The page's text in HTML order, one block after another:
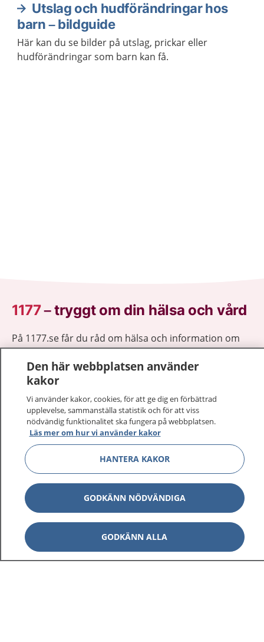
Utslag och hudförändringar hos
barn – bildguide
Här kan du se bilder på utslag, prickar eller
hudförändringar som barn kan få.
1177–tryggt om din hälsa och vård
På 1177.se får du råd om hälsa och information om
sjukdomar och vilka mottagningar du kan kontakta.
Logga in för att läsa din journal och göra dina
vårdärenden. Ring telefonnummer 1177 för
sjukvårdsrådgivning dygnet runt.
1177 ger dig råd när du vill må bättre.
1177 på flera språk Visa
Om 1177 Visa
Kontakt Visa
Den här webbplatsen använder
kakor
Vi använder kakor, cookies, för att ge dig en förbättrad
upplevelse, sammanställa statistik och för att viss
nödvändig funktionalitet ska fungera på webbplatsen.
Läs mer om hur vi använder kakor
HANTERA KAKOR
GODKÄNN NÖDVÄNDIGA
GODKÄNN ALLA